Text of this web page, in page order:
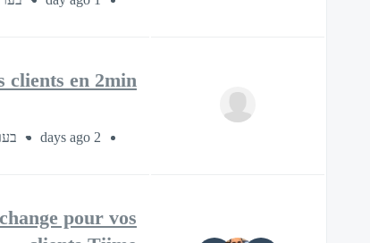
en 2min !
2 days ago בערך
pour vos